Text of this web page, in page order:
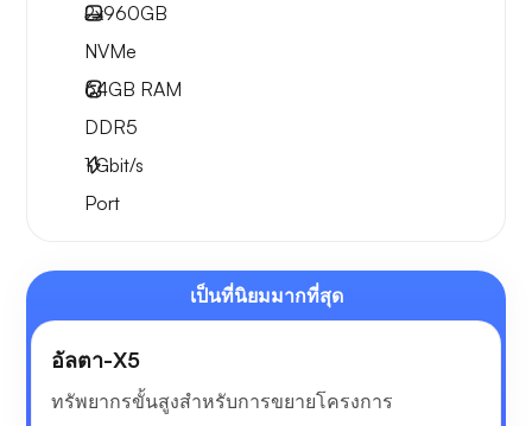
2x960GB
NVMe
64GB RAM
DDR5
1Gbit/s
Port
เป็นที่นิยมมากที่สุด
อัลตา-X5
ทรัพยากรขั้นสูงสำหรับการขยายโครงการ